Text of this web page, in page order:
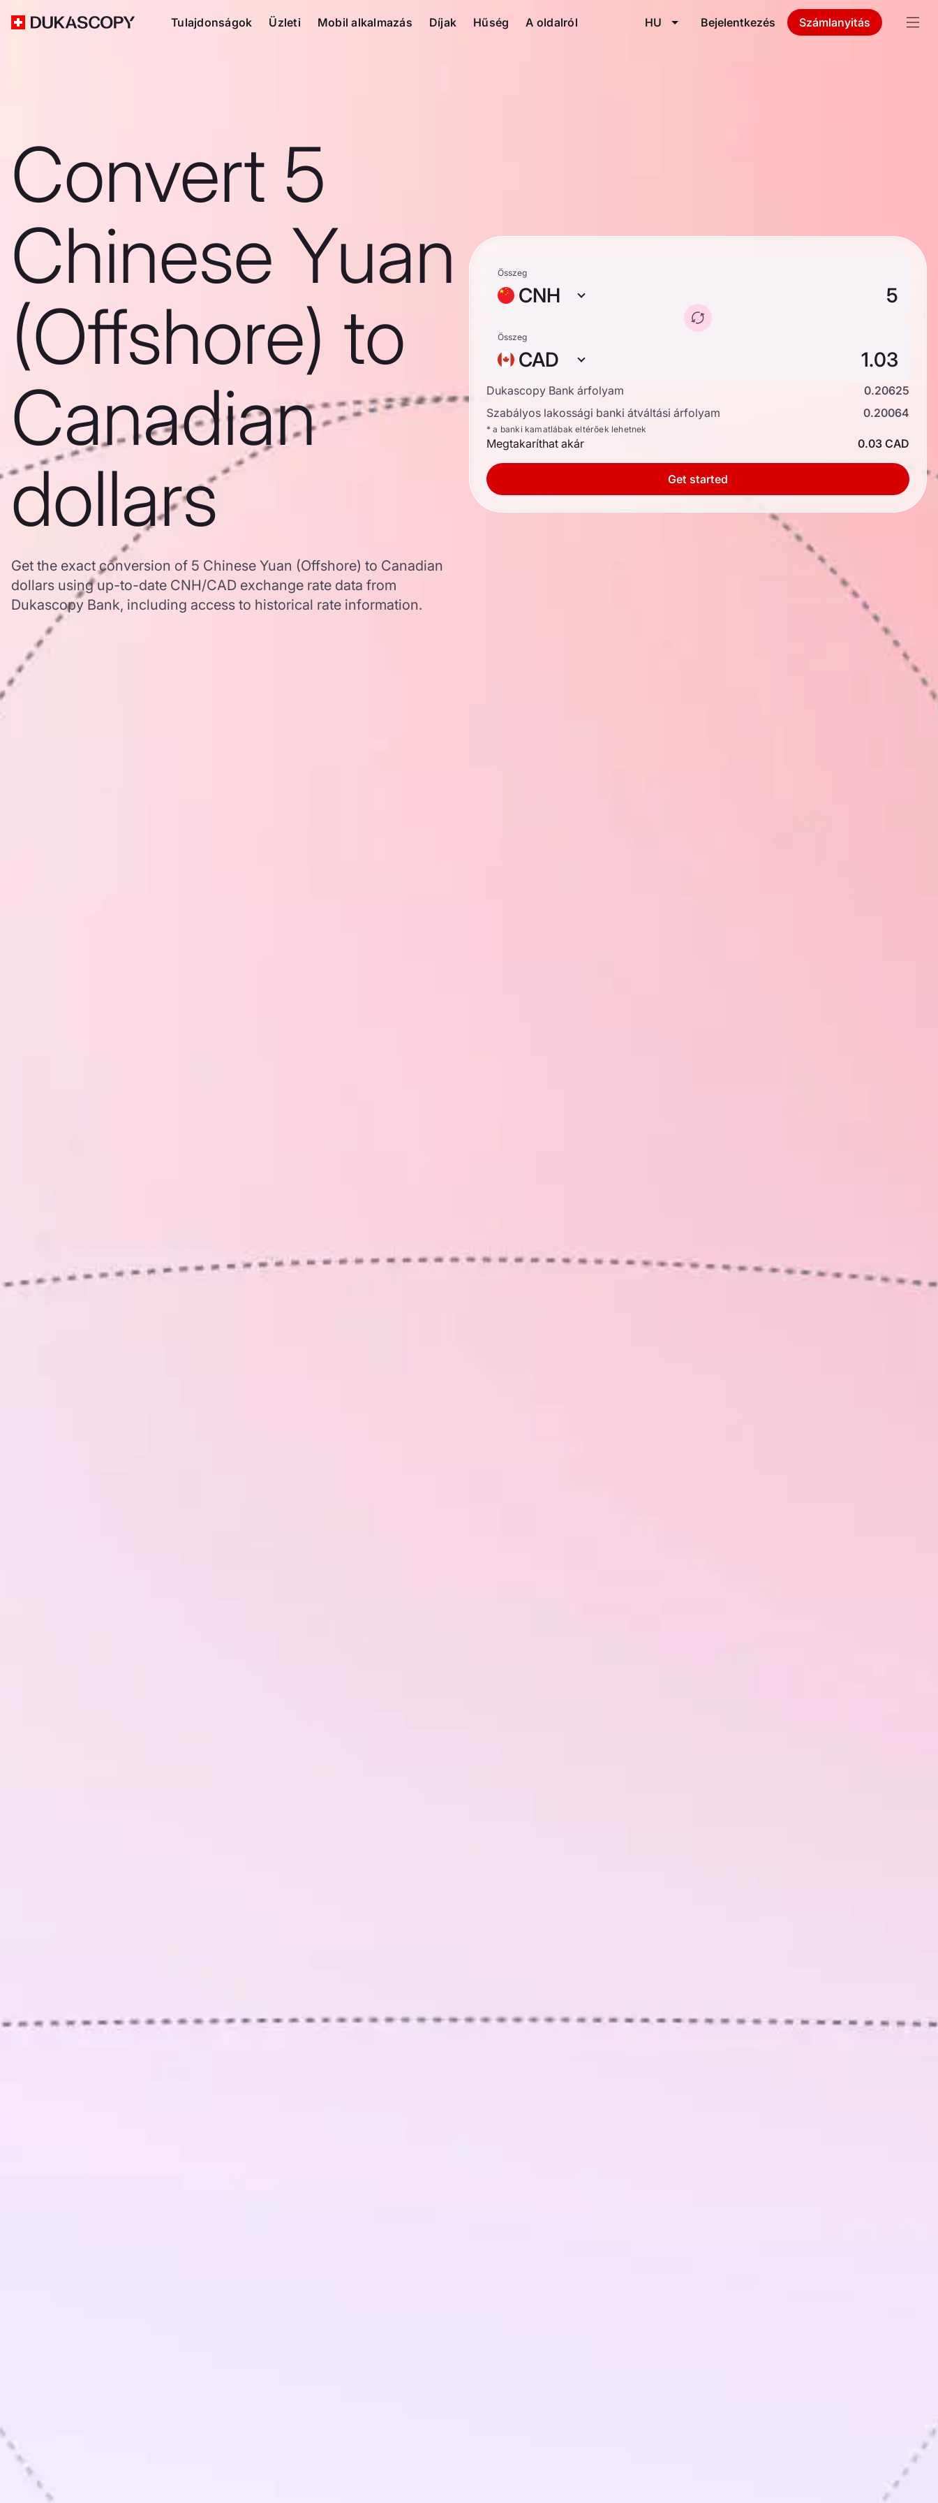
Tulajdonságok Üzleti Mobil alkalmazás Díjak Hűség A oldalról HU Bejelentkezés Számlanyitás
Convert 5
Chinese Yuan
(Offshore) to
Canadian
dollars
Get the exact conversion of 5 Chinese Yuan (Offshore) to Canadian
dollars using up-to-date CNH/CAD exchange rate data from
Dukascopy Bank, including access to historical rate information.
Összeg
CNH
Összeg
CAD
Dukascopy Bank árfolyam
0.20625
Szabályos lakossági banki átváltási árfolyam
0.20064
* a banki kamatlábak eltérőek lehetnek
Megtakaríthat akár 0.03 CAD
Get started